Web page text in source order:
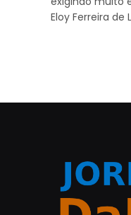
Eloy Ferreira de